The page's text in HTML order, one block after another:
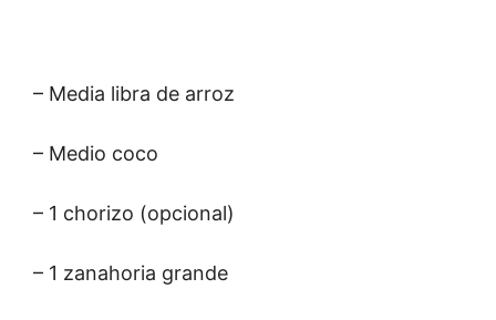
– Media libra de arroz
– Medio coco
– 1 chorizo (opcional)
– 1 zanahoria grande